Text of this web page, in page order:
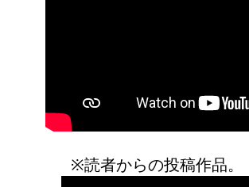
※読者からの投稿作品